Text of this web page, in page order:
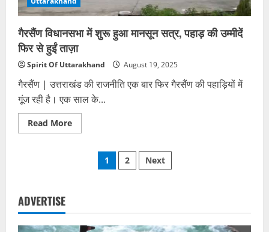
रही
रसद
सामग्री
गैरसैंण विधानसभा में शुरू हुआ मानसून सत्र, पहाड़ की उम्मीदें
फिर से हुईं ताज़ा
Spirit Of Uttarakhand August 19, 2025
गैरसैंण | उत्तराखंड की राजनीति एक बार फिर गैरसैंण की पहाड़ियों में
गूंज रही है। एक साल के...
Read MoreRead
more
की
उम्मीदें
Posts
1 2 Next
ADVERTISE